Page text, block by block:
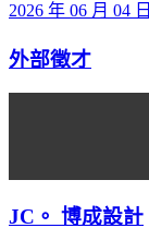
2026 年 06 月 04 日
外部徵才
JC。 博成設計